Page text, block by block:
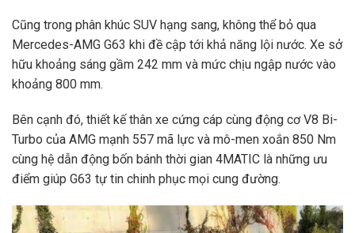
Cũng trong phân khúc SUV hạng sang, không thể bỏ qua
Mercedes-AMG G63 khi đề cập tới khả năng lội nước. Xe sở
hữu khoảng sáng gầm 242 mm và mức chịu ngập nước vào
khoảng 800 mm.
Bên cạnh đó, thiết kế thân xe cứng cáp cùng động cơ V8 Bi-
Turbo của AMG mạnh 557 mã lực và mô-men xoắn 850 Nm
cùng hệ dẫn động bốn bánh thời gian 4MATIC là những ưu
điểm giúp G63 tự tin chinh phục mọi cung đường.